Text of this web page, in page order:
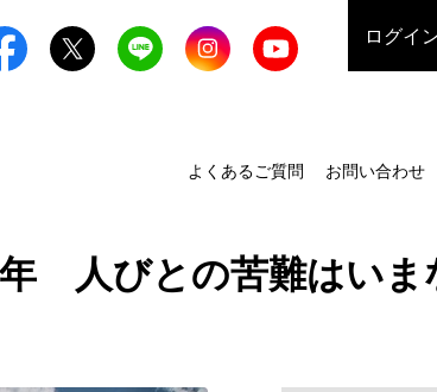
ログイ
よくあるご質問 お問い合わせ
人びとの苦難はいま